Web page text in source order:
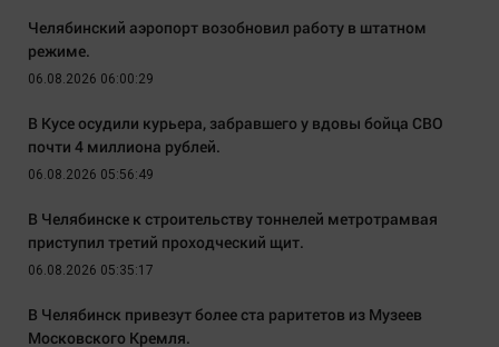
Челябинский аэропорт возобновил работу в штатном
режиме.
06.08.2026 06:00:29
В Кусе осудили курьера, забравшего у вдовы бойца СВО
почти 4 миллиона рублей.
06.08.2026 05:56:49
В Челябинске к строительству тоннелей метротрамвая
приступил третий проходческий щит.
06.08.2026 05:35:17
В Челябинск привезут более ста раритетов из Музеев
Московского Кремля.